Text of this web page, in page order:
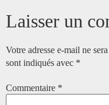
Laisser un
Votre adresse e-mail ne
sont indiqués avec *
Commentaire *